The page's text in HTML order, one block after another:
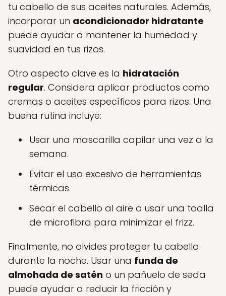
tu cabello de sus aceites naturales. Además,
incorporar un acondicionador hidratante
puede ayudar a mantener la humedad y
suavidad en tus rizos.
Otro aspecto clave es la hidratación
regular. Considera aplicar productos como
cremas o aceites específicos para rizos. Una
buena rutina incluye:
Usar una mascarilla capilar una vez a la
semana.
Evitar el uso excesivo de herramientas
térmicas.
Secar el cabello al aire o usar una toalla
de microfibra para minimizar el frizz.
Finalmente, no olvides proteger tu cabello
durante la noche. Usar una funda de
almohada de satén o un pañuelo de seda
puede ayudar a reducir la fricción y